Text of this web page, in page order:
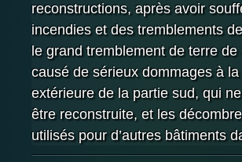
reconstructions, après avoir
incendies et des tremblements
le grand tremblement de terre de
causé de sérieux dommages à
extérieure de la partie sud, qui
être reconstruite, et les
utilisés pour d’autres bâtiments